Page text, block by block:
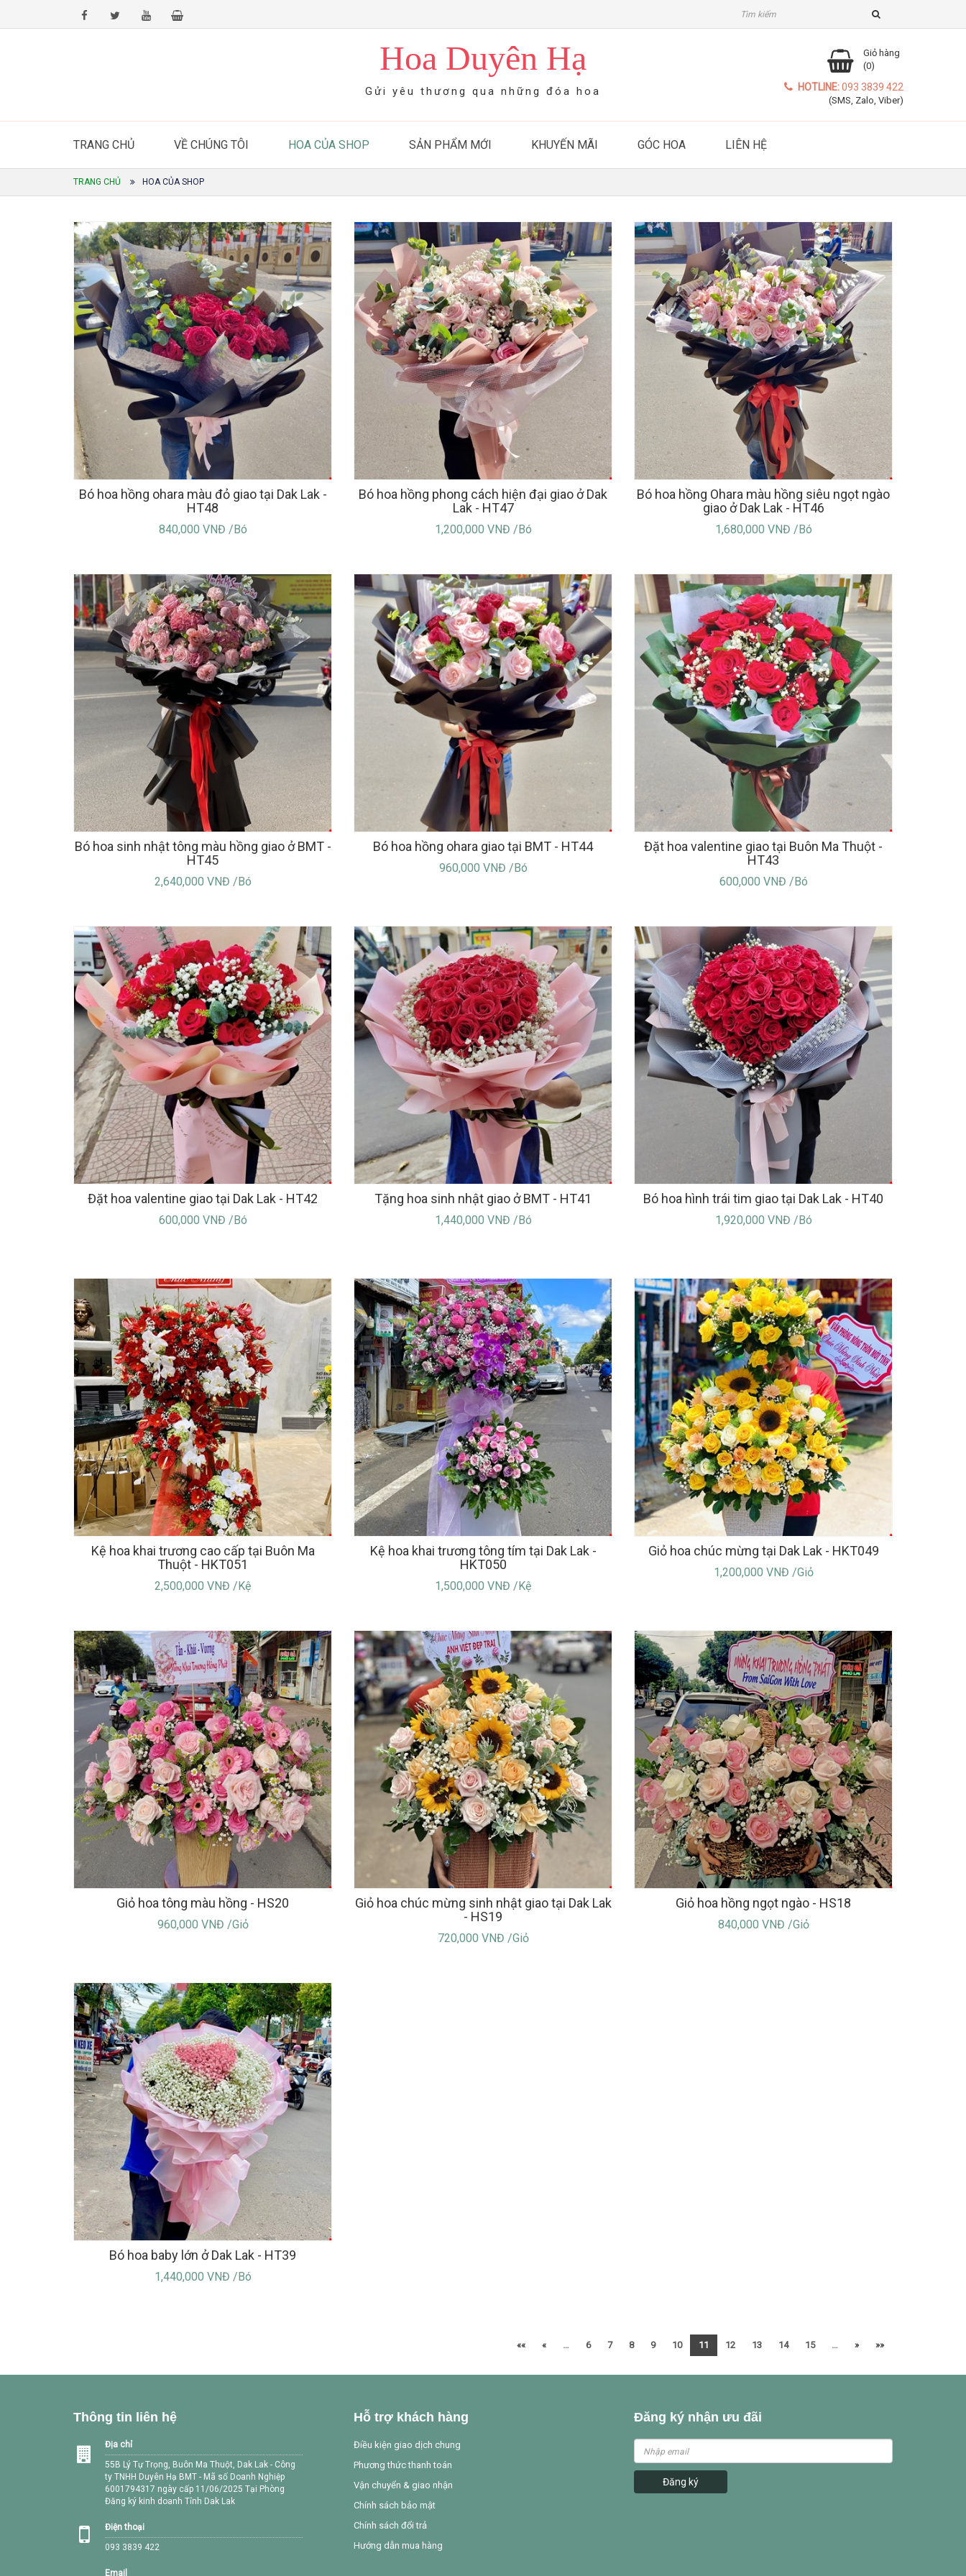
Hoa Duyên Hạ
Gửi yêu thương qua những đóa hoa
Giỏ hàng
(0)
HOTLINE:093 3839 422
(SMS, Zalo, Viber)
TRANG CHỦ VỀ CHÚNG TÔI HOA CỦA SHOP SẢN PHẨM MỚI KHUYẾN MÃI GÓC HOA LIÊN HỆ
TRANG CHỦ HOA CỦA SHOP
Bó hoa hồng ohara màu đỏ giao tại Dak Lak -
HT48
840,000 VNĐ /Bó
Bó hoa hồng phong cách hiện đại giao ở Dak
Lak - HT47
1,200,000 VNĐ /Bó
Bó hoa hồng Ohara màu hồng siêu ngọt ngào
giao ở Dak Lak - HT46
1,680,000 VNĐ /Bó
Bó hoa sinh nhật tông màu hồng giao ở BMT -
HT45
2,640,000 VNĐ /Bó
Bó hoa hồng ohara giao tại BMT - HT44
960,000 VNĐ /Bó
Đặt hoa valentine giao tại Buôn Ma Thuột -
HT43
600,000 VNĐ /Bó
Đặt hoa valentine giao tại Dak Lak - HT42
600,000 VNĐ /Bó
Tặng hoa sinh nhật giao ở BMT - HT41
1,440,000 VNĐ /Bó
Bó hoa hình trái tim giao tại Dak Lak - HT40
1,920,000 VNĐ /Bó
Kệ hoa khai trương cao cấp tại Buôn Ma
Thuột - HKT051
2,500,000 VNĐ /Kệ
Kệ hoa khai trương tông tím tại Dak Lak -
HKT050
1,500,000 VNĐ /Kệ
Giỏ hoa chúc mừng tại Dak Lak - HKT049
1,200,000 VNĐ /Giỏ
Giỏ hoa tông màu hồng - HS20
960,000 VNĐ /Giỏ
Giỏ hoa chúc mừng sinh nhật giao tại Dak Lak
- HS19
720,000 VNĐ /Giỏ
Giỏ hoa hồng ngọt ngào - HS18
840,000 VNĐ /Giỏ
Bó hoa baby lớn ở Dak Lak - HT39
1,440,000 VNĐ /Bó
«« « … 6 7 8 9 10 11 12 13 14 15 … » »»
Thông tin liên hệ
Địa chỉ
55B Lý Tự Trọng, Buôn Ma Thuột, Dak Lak - Công
ty TNHH Duyên Hạ BMT - Mã số Doanh Nghiệp
6001794317 ngày cấp 11/06/2025 Tại Phòng
Đăng ký kinh doanh Tỉnh Dak Lak
Điện thoại
093 3839 422
Email
Hỗ trợ khách hàng
Điều kiện giao dịch chung
Phương thức thanh toán
Vận chuyển & giao nhận
Chính sách bảo mật
Chính sách đổi trả
Hướng dẫn mua hàng
Đăng ký nhận ưu đãi
Đăng ký